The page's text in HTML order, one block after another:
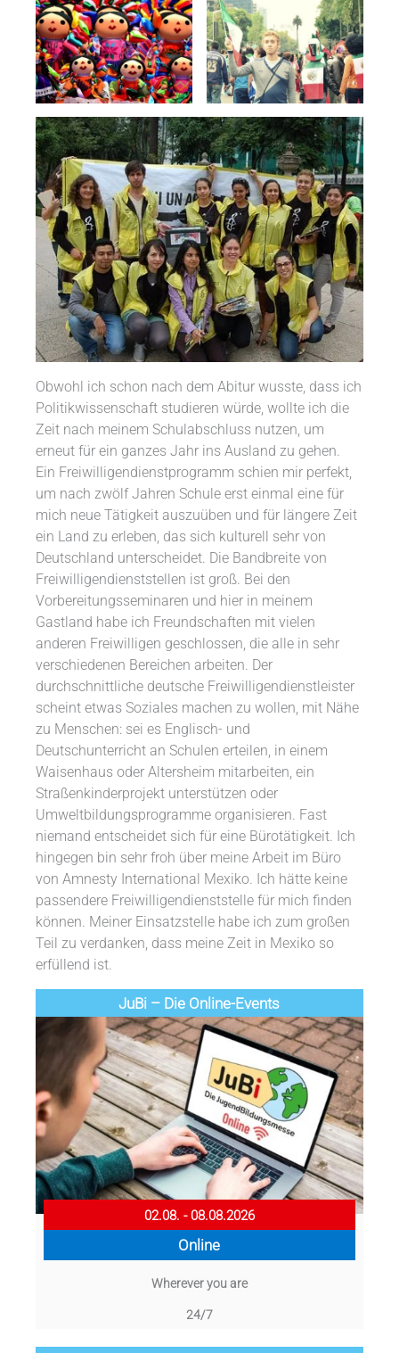
Obwohl ich schon nach dem Abitur wusste, dass ich
Politikwissenschaft studieren würde, wollte ich die
Zeit nach meinem Schulabschluss nutzen, um
erneut für ein ganzes Jahr ins Ausland zu gehen.
Ein Freiwilligendienstprogramm schien mir perfekt,
um nach zwölf Jahren Schule erst einmal eine für
mich neue Tätigkeit auszuüben und für längere Zeit
ein Land zu erleben, das sich kulturell sehr von
Deutschland unterscheidet. Die Bandbreite von
Freiwilligendienststellen ist groß. Bei den
Vorbereitungsseminaren und hier in meinem
Gastland habe ich Freundschaften mit vielen
anderen Freiwilligen geschlossen, die alle in sehr
verschiedenen Bereichen arbeiten. Der
durchschnittliche deutsche Freiwilligendienstleister
scheint etwas Soziales machen zu wollen, mit Nähe
zu Menschen: sei es Englisch- und
Deutschunterricht an Schulen erteilen, in einem
Waisenhaus oder Altersheim mitarbeiten, ein
Straßenkinderprojekt unterstützen oder
Umweltbildungsprogramme organisieren. Fast
niemand entscheidet sich für eine Bürotätigkeit. Ich
hingegen bin sehr froh über meine Arbeit im Büro
von Amnesty International Mexiko. Ich hätte keine
passendere Freiwilligendienststelle für mich finden
können. Meiner Einsatzstelle habe ich zum großen
Teil zu verdanken, dass meine Zeit in Mexiko so
erfüllend ist.
JuBi – Die Online-Events
02.08. - 08.08.2026
Online
Wherever you are
24/7